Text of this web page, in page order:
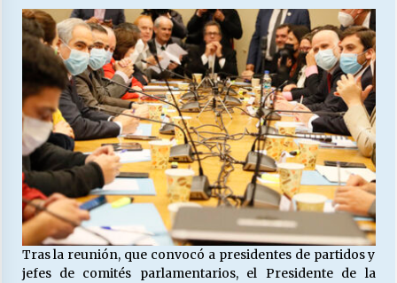
Escuela hospitalaria El Carmen de Maipu.
25/06/2026
¿Qué habrían dicho?
23/06/2026
VOLVER A SER ALTERNATIVA
16/06/2026
Tras la reunión, que convocó a presidentes de partidos y
jefes de comités parlamentarios, el Presidente de la